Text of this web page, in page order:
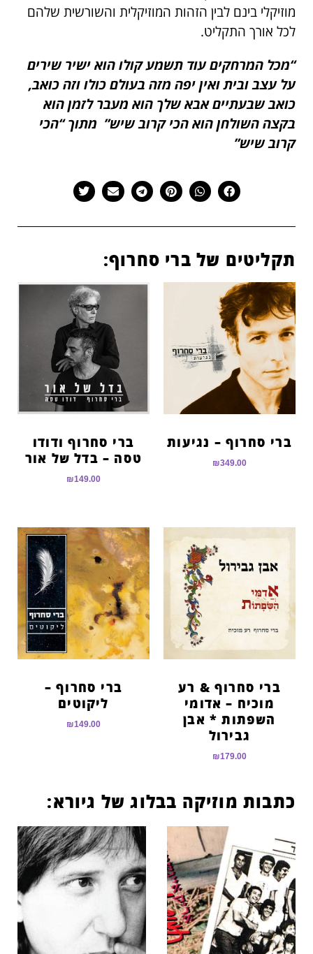
מוזיקלי בינם לבין הזהות המוזיקלית והשורשית שלהם
לכל אורך התקליט.
“מכל המרחקים עוד תשמע קולו הוא ישיר שירים
על עצב ובית ואין יפה מזה בעולם כולו וזה כואב,
כואב שבעתיים אבא שלך הוא מעבר לזמן הוא
בקצה השולחן הוא הכי קרוב שיש” מתוך “הכי
קרוב שיש”​
תקליטים של ברי סחרוף:
ברי סחרוף – נגיעות
₪349.00
ברי סחרוף ודודו
טסה – בדל של אור
₪149.00
ברי סחרוף & רע
מוכיח – אדומי
השפתות * אבן
גבירול
₪179.00
ברי סחרוף –
ליקוטים
₪149.00
כתבות מוזיקה בבלוג של גיורא: